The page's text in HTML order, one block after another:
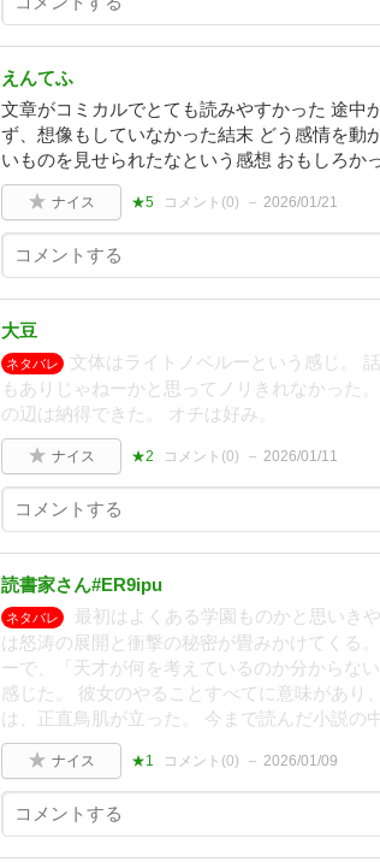
えんてふ
文章がコミカルでとても読みやすかった 途中
ず、想像もしていなかった結末 どう感情を動
いものを見せられたなという感想 おもしろか
ナイス ★5 コメント(0) 2026/01/21
大豆
ネタバレ
文体はライトノベルーという感じ。
もありじゃねーかと思ってノリきれなかった
の辺は納得できた。 オチは好み。
ナイス ★2 コメント(0) 2026/01/11
読書家さん#ER9ipu
ネタバレ
最初はよくある学園ものかと思いき
は怒涛の展開と衝撃の秘密が畳みかけてくる
ーで、「天才が何を考えているのか分からな
感じた。 彼女のやることすべてに意味があり
は、正直鳥肌が立った。 今まで読んだ小説の
ナイス ★1 コメント(0) 2026/01/09